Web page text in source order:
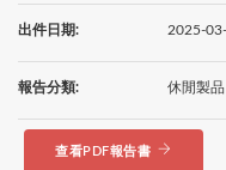
出件日期: 2025-
報告分類: 休閒製
查看PDF報告書